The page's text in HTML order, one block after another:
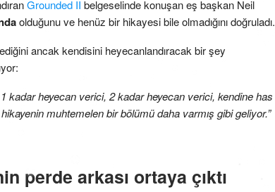
Grounded II belgeselinde konuşan eş başkan Neil
olduğunu ve henüz bir hikayesi bile olmadığını doğruladı.
ancak kendisini heyecanlandıracak bir şey
kadar heyecan verici, 2 kadar heyecan verici, kendine has
muhtemelen bir bölümü daha varmış gibi geliyor.”
perde arkası ortaya çıktı